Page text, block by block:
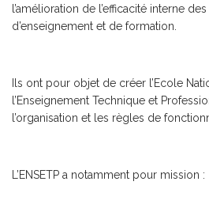
l’amélioration de l’efficacité interne
d’enseignement et de formation.
Ils ont pour objet de créer l’Ecole
l’Enseignement Technique et
l’organisation et les règles de
L’ENSETP a notamment pour mission :